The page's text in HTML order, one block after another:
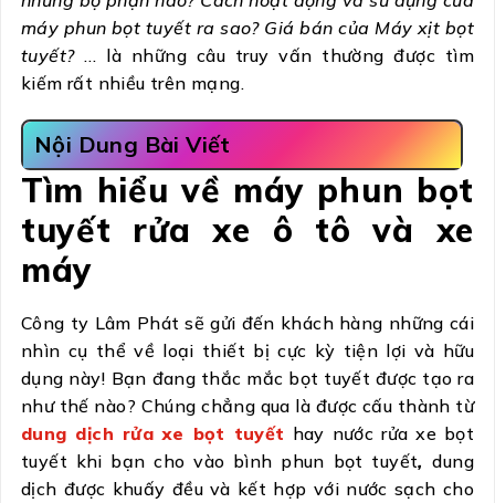
máy phun bọt tuyết ra sao? Giá bán của Máy xịt bọt
tuyết?… là những câu truy vấn thường được tìm
kiếm rất nhiều trên mạng.
Nội Dung Bài Viết
Tìm hiểu về máy phun bọt
tuyết rửa xe ô tô và xe
máy
Công ty Lâm Phát sẽ gửi đến khách hàng những cái
nhìn cụ thể về loại thiết bị cực kỳ tiện lợi và hữu
dụng này! Bạn đang thắc mắc bọt tuyết được tạo ra
như thế nào? Chúng chẳng qua là được cấu thành từ
dung dịch rửa xe bọt tuyết hay nước rửa xe bọt
tuyết khi bạn cho vào bình phun bọt tuyết,dung
dịch được khuấy đều và kết hợp với nước sạch cho